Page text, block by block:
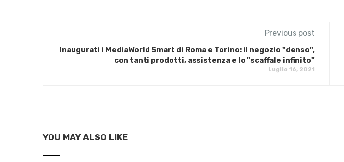
Previous post
Inaugurati i MediaWorld Smart di Roma e Torino: il negozio "denso",
con tanti prodotti, assistenza e lo "scaffale infinito"
Luglio 16, 2021
YOU MAY ALSO LIKE